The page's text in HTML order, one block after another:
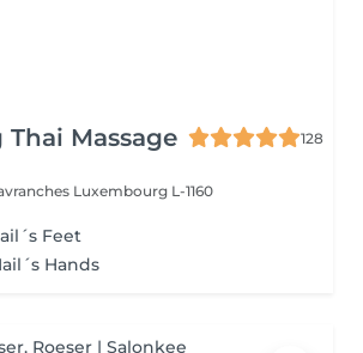
Massage
128
Luxembourg L-1160
Feet
Hands